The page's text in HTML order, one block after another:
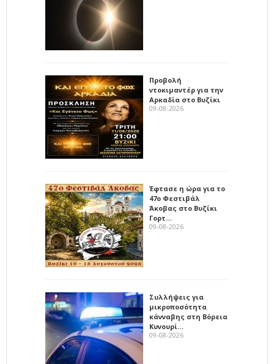
Προβολή
ντοκιμαντέρ για την
Αρκαδία στο Βυζίκι
09-08-2026
Έφτασε η ώρα για το
47ο Φεστιβάλ
Άκοβας στο Βυζίκι
Γορτ…
09-08-2026
Συλλήψεις για
μικροποσότητα
κάνναβης στη Βόρεια
Κυνουρί…
09-08-2026